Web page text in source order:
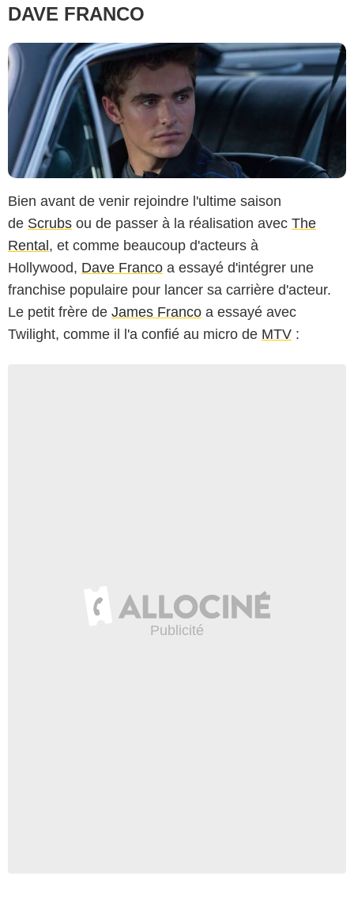
DAVE FRANCO
Bien avant de venir rejoindre l'ultime saison
de Scrubs ou de passer à la réalisation avec The
Rental , et comme beaucoup d'acteurs à
Hollywood, Dave Franco a essayé d'intégrer une
franchise populaire pour lancer sa carrière d'acteur.
Le petit frère de James Franco a essayé avec
Twilight, comme il l'a confié au micro de MTV :